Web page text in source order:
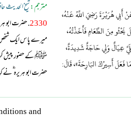
أَبِي هُرَيْرَةَ رَضِيَ اللَّهُ عَنْهُ،
مِنَ الطَّعَامِ فَأَخَذْتُهُ،
عِيَالٌ وَلِي حَاجَةٌ شَدِيدَةٌ،
فَعَلَ أَسِيرُكَ البَارِحَةَ»، قَالَ:
مترجم:شیخ الحدیث
2330. حضرت ابو
میرے پاس ایک شخص
ﷺ کے حضور پیش
حضرت ابو ہریرہ
and